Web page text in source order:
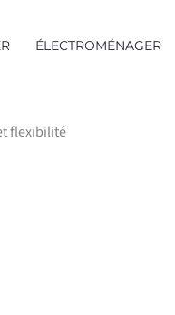
ÉLECTROMÉNAGER
flexibilité